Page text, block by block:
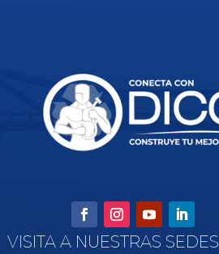
VISITA A NUESTRAS SEDES